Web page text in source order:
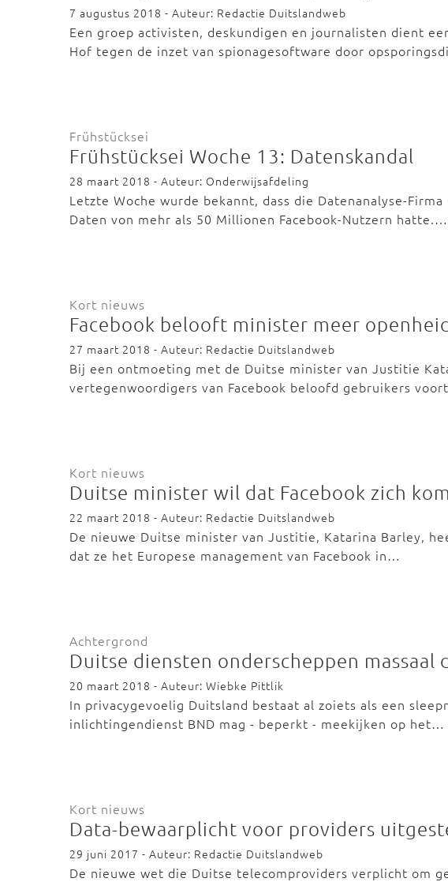
7 augustus 2018 - Auteur: Redactie Duitslandweb
Een groep activisten, deskundigen en journalisten dient
Hof tegen de inzet van spionagesoftware door
Frühstücksei
Frühstücksei Woche 13: Datenskandal
28 maart 2018 - Auteur: Onderwijsafdeling
Letzte Woche wurde bekannt, dass die Datenanalyse-
Daten von mehr als 50 Millionen Facebook-Nutzern hatte.…
Kort nieuws
Facebook belooft minister meer
27 maart 2018 - Auteur: Redactie Duitslandweb
Bij een ontmoeting met de Duitse minister van Justitie
vertegenwoordigers van Facebook beloofd gebruikers
Kort nieuws
Duitse minister wil dat Facebook zich
22 maart 2018 - Auteur: Redactie Duitslandweb
De nieuwe Duitse minister van Justitie, Katarina Barley,
dat ze het Europese management van Facebook in…
Achtergrond
Duitse diensten onderscheppen massaal
20 maart 2018 - Auteur: Wiebke Pittlik
In privacygevoelig Duitsland bestaat al zoiets als een
inlichtingendienst BND mag - beperkt - meekijken op het…
Kort nieuws
Data-bewaarplicht voor providers
29 juni 2017 - Auteur: Redactie Duitslandweb
De nieuwe wet die Duitse telecomproviders verplicht om